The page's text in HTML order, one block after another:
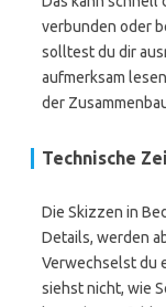
verbunden oder
solltest du dir
aufmerksam
der
Technische
Die Skizzen in
Details, werden
Verwechselst du
siehst nicht, wie